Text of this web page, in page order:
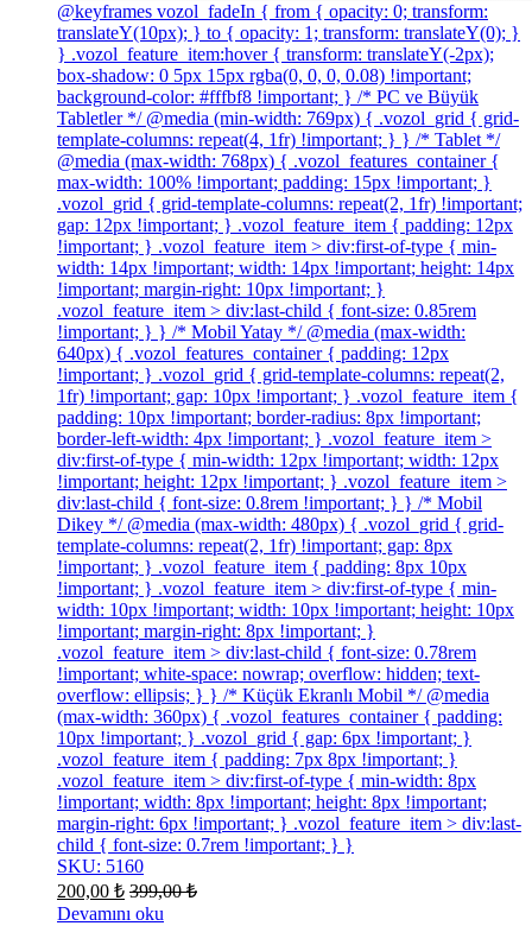
@keyframes vozol_fadeIn { from { opacity: 0; transform:
translateY(10px); } to { opacity: 1; transform: translateY(0); }
} .vozol_feature_item:hover { transform: translateY(-2px);
box-shadow: 0 5px 15px rgba(0, 0, 0, 0.08) !important;
background-color: #fffbf8 !important; } /* PC ve Büyük
Tabletler */ @media (min-width: 769px) { .vozol_grid { grid-
template-columns: repeat(4, 1fr) !important; } } /* Tablet */
@media (max-width: 768px) { .vozol_features_container {
max-width: 100% !important; padding: 15px !important; }
.vozol_grid { grid-template-columns: repeat(2, 1fr) !important;
gap: 12px !important; } .vozol_feature_item { padding: 12px
!important; } .vozol_feature_item > div:first-of-type { min-
width: 14px !important; width: 14px !important; height: 14px
!important; margin-right: 10px !important; }
.vozol_feature_item > div:last-child { font-size: 0.85rem
!important; } } /* Mobil Yatay */ @media (max-width:
640px) { .vozol_features_container { padding: 12px
!important; } .vozol_grid { grid-template-columns: repeat(2,
1fr) !important; gap: 10px !important; } .vozol_feature_item {
padding: 10px !important; border-radius: 8px !important;
border-left-width: 4px !important; } .vozol_feature_item >
div:first-of-type { min-width: 12px !important; width: 12px
!important; height: 12px !important; } .vozol_feature_item >
div:last-child { font-size: 0.8rem !important; } } /* Mobil
Dikey */ @media (max-width: 480px) { .vozol_grid { grid-
template-columns: repeat(2, 1fr) !important; gap: 8px
!important; } .vozol_feature_item { padding: 8px 10px
!important; } .vozol_feature_item > div:first-of-type { min-
width: 10px !important; width: 10px !important; height: 10px
!important; margin-right: 8px !important; }
.vozol_feature_item > div:last-child { font-size: 0.78rem
!important; white-space: nowrap; overflow: hidden; text-
overflow: ellipsis; } } /* Küçük Ekranlı Mobil */ @media
(max-width: 360px) { .vozol_features_container { padding:
10px !important; } .vozol_grid { gap: 6px !important; }
.vozol_feature_item { padding: 7px 8px !important; }
.vozol_feature_item > div:first-of-type { min-width: 8px
!important; width: 8px !important; height: 8px !important;
margin-right: 6px !important; } .vozol_feature_item > div:last-
child { font-size: 0.7rem !important; } }
SKU: 5160
200,00 ₺ 399,00₺
Devamını oku